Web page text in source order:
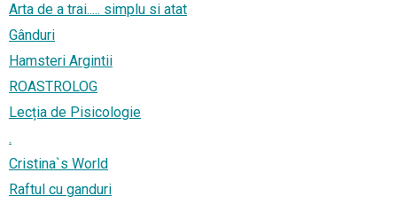
Arta de a trai..... simplu si atat
Gânduri
Hamsteri Argintii
ROASTROLOG
Lecția de Pisicologie
.
Cristina`s World
Raftul cu ganduri